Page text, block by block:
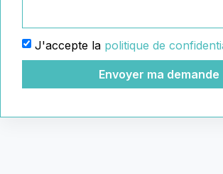
J'accepte la politique de
Envoyer ma demande